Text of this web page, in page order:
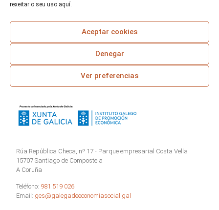
rexeitar o seu uso aquí.
Aceptar cookies
Denegar
Ver preferencias
emprego de calidade para as personas con
discapacidade.
Rúa República Checa, nº 17 - Parque empresarial Costa Vella
15707 Santiago de Compostela
A Coruña
Teléfono: 981 519 026
Email: ges@galegadeeconomiasocial.gal